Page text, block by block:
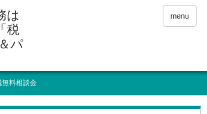
menu
無料相談会